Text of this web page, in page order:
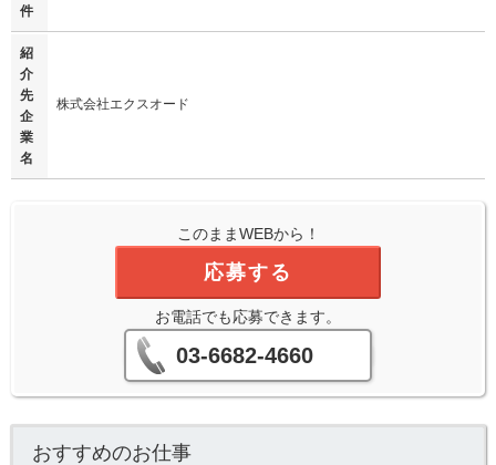
件
紹
介
先
企
業
名
株式会社エクスオード
このままWEBから！
応募する
お電話でも応募できます。
03-6682-4660
おすすめのお仕事